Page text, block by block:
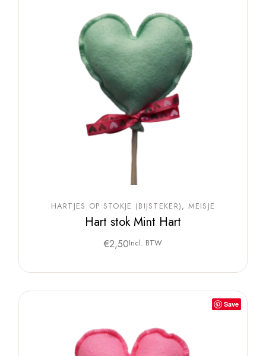
HARTJES OP STOKJE (BIJSTEKER) MEISJE
Hart stok Mint Hart
€2,50Incl. BTW
Save